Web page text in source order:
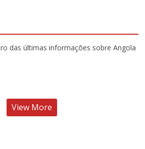
das últimas informações sobre Angola
View More